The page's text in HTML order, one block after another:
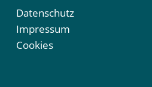
Datenschutz
Impressum
Cookies